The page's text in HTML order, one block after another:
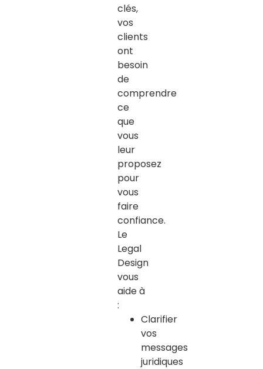
clés,
vos
clients
ont
besoin
de
comprendre
ce
que
vous
leur
proposez
pour
vous
faire
confiance.
Le
Legal
Design
vous
aide à
:
Clarifier
vos
messages
juridiques